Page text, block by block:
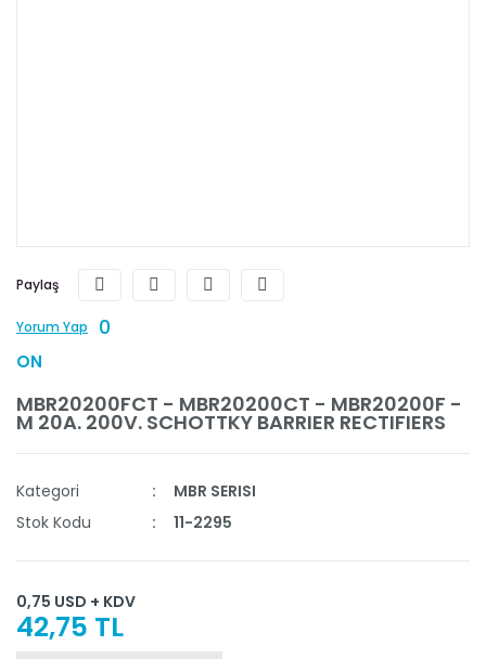
Paylaş
Yorum Yap 0
ON
MBR20200FCT - MBR20200CT - MBR20200F -
M 20A. 200V. SCHOTTKY BARRIER RECTIFIERS
Kategori
MBR SERISI
Stok Kodu
11-2295
0,75 USD + KDV
42,75 TL